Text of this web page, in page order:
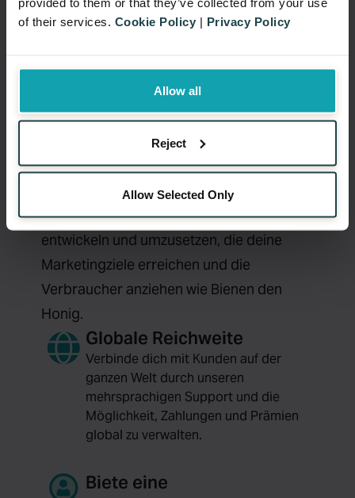
of their services. Cookie Policy | Privacy Policy
Allow all
Reject
Allow Selected Only
Unwiderstehliche
Werbeaktionen, die
Verbraucher
anlocken
Nutze unsere Mischung aus Fachwissen
und modernster Technologie, um
Verkaufsförderungsmaßnahmen zu
entwickeln und umzusetzen, die deine
Marketingziele erreichen und die
Verbraucher anziehen wie Bienen den
Honig.
Globale Reichweite
Verbinde dich mit Kunden auf der
ganzen Welt durch unseren
mehrsprachigen Support und die
Möglichkeit, Zahlungen und Prämien
global zu verwalten.
Biete eine